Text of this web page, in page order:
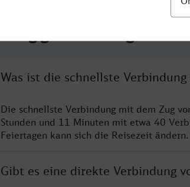
Was ist die schnellste
Die schnellste Verbindung mit dem Zug
Stunden und 11 Minuten mit etwa 40
Feiertagen kann sich die Reisezeit ändern.
Gibt es eine direkte Verbindung